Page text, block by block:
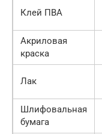
Клей ПВА
Акриловая
краска
Лак
Шлифовальная
бумага